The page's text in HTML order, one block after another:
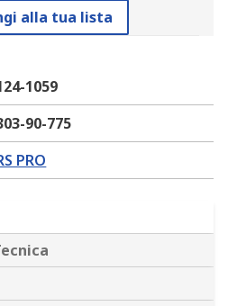
alla tua lista
1059
90-775
PRO